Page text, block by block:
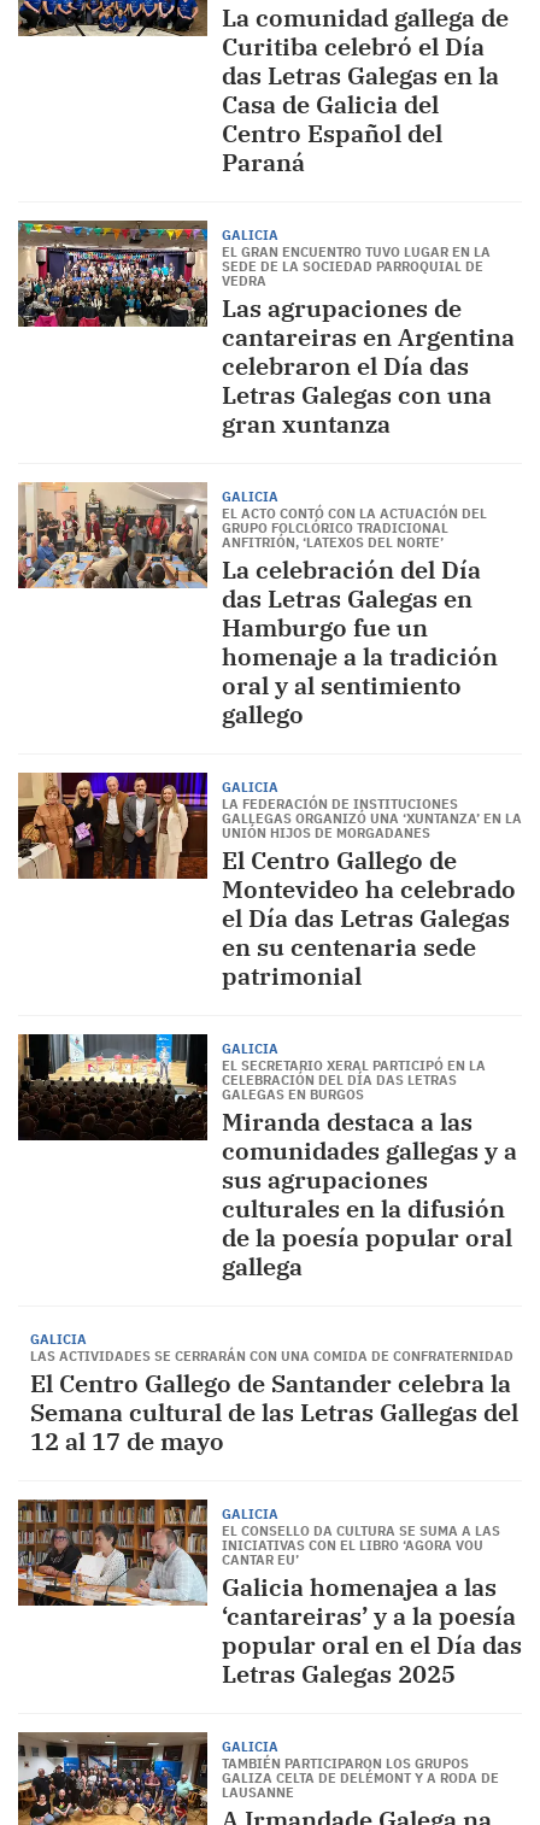
La comunidad gallega de
Curitiba celebró el Día
das Letras Galegas en la
Casa de Galicia del
Centro Español del
Paraná
GALICIA
EL GRAN ENCUENTRO TUVO LUGAR EN LA
SEDE DE LA SOCIEDAD PARROQUIAL DE
VEDRA
Las agrupaciones de
cantareiras en Argentina
celebraron el Día das
Letras Galegas con una
gran xuntanza
GALICIA
EL ACTO CONTÓ CON LA ACTUACIÓN DEL
GRUPO FOLCLÓRICO TRADICIONAL
ANFITRIÓN, ‘LATEXOS DEL NORTE’
La celebración del Día
das Letras Galegas en
Hamburgo fue un
homenaje a la tradición
oral y al sentimiento
gallego
GALICIA
LA FEDERACIÓN DE INSTITUCIONES
GALLEGAS ORGANIZÓ UNA ‘XUNTANZA’ EN LA
UNIÓN HIJOS DE MORGADANES
El Centro Gallego de
Montevideo ha celebrado
el Día das Letras Galegas
en su centenaria sede
patrimonial
GALICIA
EL SECRETARIO XERAL PARTICIPÓ EN LA
CELEBRACIÓN DEL DÍA DAS LETRAS
GALEGAS EN BURGOS
Miranda destaca a las
comunidades gallegas y a
sus agrupaciones
culturales en la difusión
de la poesía popular oral
gallega
GALICIA
LAS ACTIVIDADES SE CERRARÁN CON UNA COMIDA DE CONFRATERNIDAD
El Centro Gallego de Santander celebra la
Semana cultural de las Letras Gallegas del
12 al 17 de mayo
GALICIA
EL CONSELLO DA CULTURA SE SUMA A LAS
INICIATIVAS CON EL LIBRO ‘AGORA VOU
CANTAR EU’
Galicia homenajea a las
‘cantareiras’ y a la poesía
popular oral en el Día das
Letras Galegas 2025
GALICIA
TAMBIÉN PARTICIPARON LOS GRUPOS
GALIZA CELTA DE DELÉMONT Y A RODA DE
LAUSANNE